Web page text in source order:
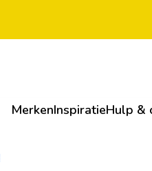
MerkenInspiratieHulp &